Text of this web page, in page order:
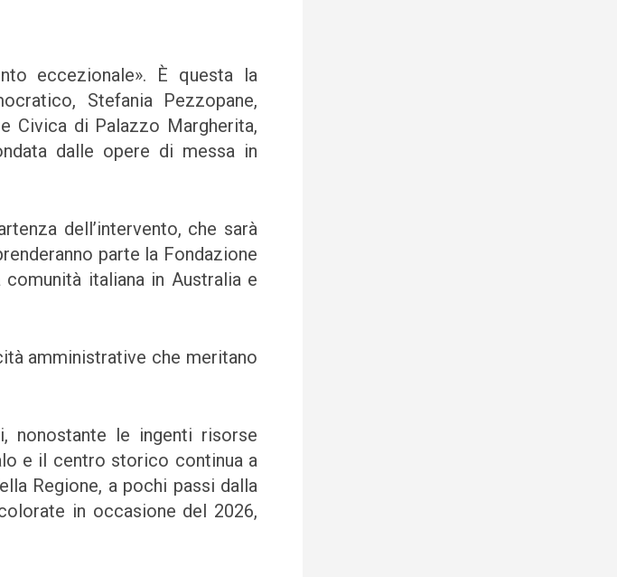
eccezionale». È questa la
Stefania Pezzopane,
Civica di Palazzo Margherita,
dalle opere di messa in
dell’intervento, che sarà
parte la Fondazione
comunità italiana in Australia e
amministrative che meritano
nonostante le ingenti risorse
e il centro storico continua a
Regione, a pochi passi dalla
in occasione del 2026,